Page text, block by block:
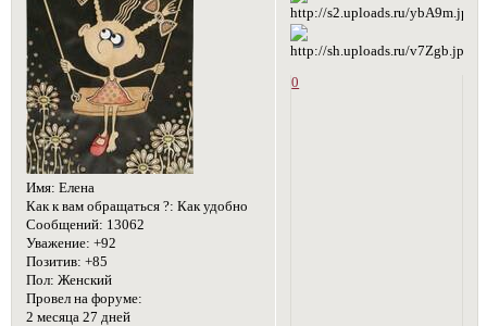
Имя: Елена
Как к вам обращаться ?: Как удобно
Сообщений: 13062
Уважение: +92
Позитив: +85
Пол: Женский
Провел на форуме:
2 месяца 27 дней
0